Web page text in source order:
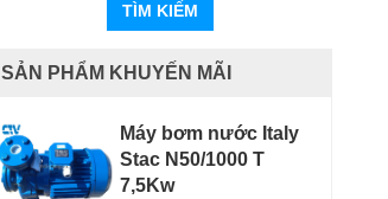
TÌM KIẾM
SẢN PHẨM KHUYẾN MÃI
Máy bơm nước Italy
Stac N50/1000 T
7,5Kw